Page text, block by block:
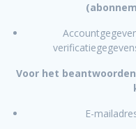
Voor het
E-